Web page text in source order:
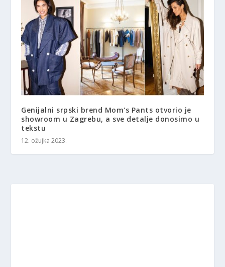
Genijalni srpski brend Mom's Pants otvorio je
showroom u Zagrebu, a sve detalje donosimo u
tekstu
12. ožujka 2023.